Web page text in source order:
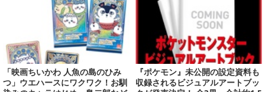
「映画ちいかわ 人魚の島のひみ
つ」ウエハースにワクワク！お馴
『ポケモン』未公開の設定資料も
収録されるビジュアルアートブッ